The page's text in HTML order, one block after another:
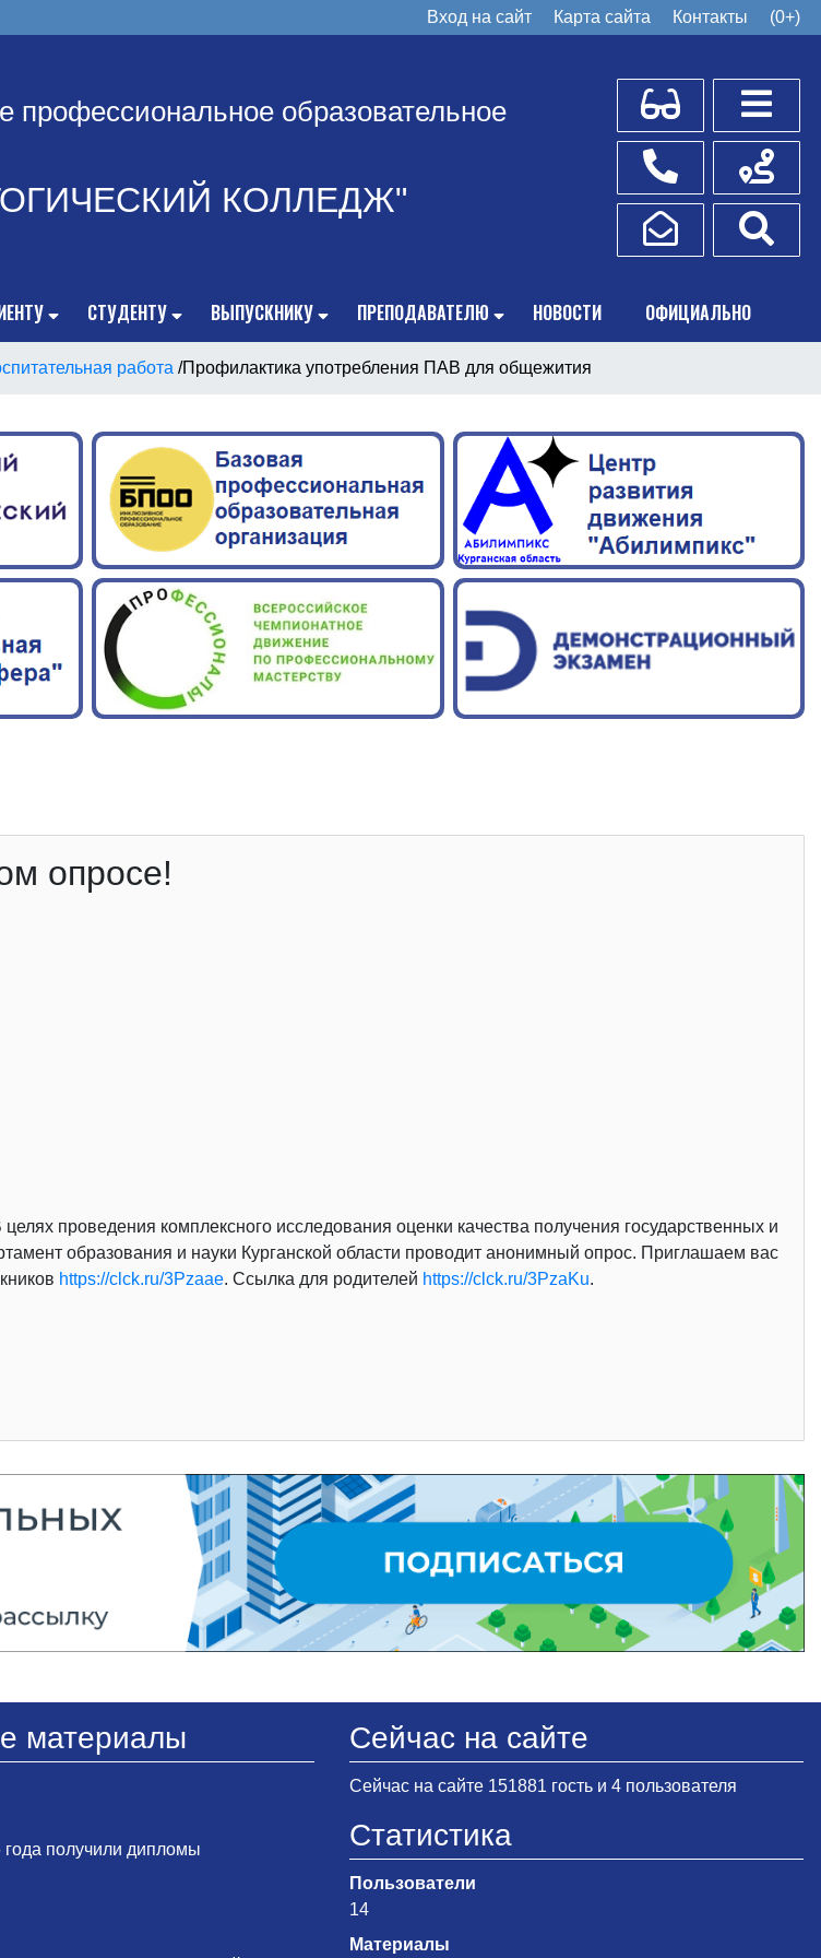
Вход на сайт Карта сайта Контакты (0+)
профессиональное образовательное
КОЛЛЕДЖ"
Для слабовидящих
Телефоны
Написать обращение
Схема
СТУДЕНТУ ВЫПУСКНИКУ ПРЕПОДАВАТЕЛЮ НОВОСТИ ОФИЦИАЛЬНО
работа /Профилактика употребления ПАВ для общежития
опросе!
проведения комплексного исследования оценки качества получения государственных и
образования и науки Курганской области проводит анонимный опрос. Приглашаем вас
https://clck.ru/3Pzaae. Ссылка для родителей https://clck.ru/3PzaKu.
материалы
года получили дипломы
Сейчас на сайте
Сейчас на сайте 151881 гость и 4 пользователя
Статистика
Пользователи
14
Материалы